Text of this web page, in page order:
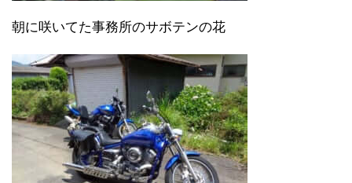
朝に咲いてた事務所のサボテンの花